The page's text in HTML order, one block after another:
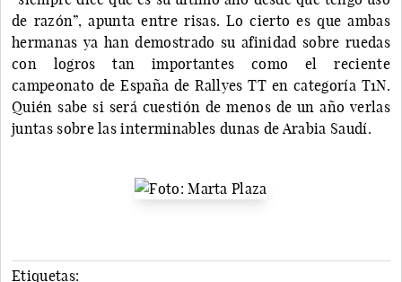
de razón”, apunta entre risas. Lo cierto es que ambas
hermanas ya han demostrado su afinidad sobre ruedas
con logros tan importantes como el reciente
campeonato de España de Rallyes TT en categoría T1N.
Quién sabe si será cuestión de menos de un año verlas
juntas sobre las interminables dunas de Arabia Saudí.
Etiquetas: